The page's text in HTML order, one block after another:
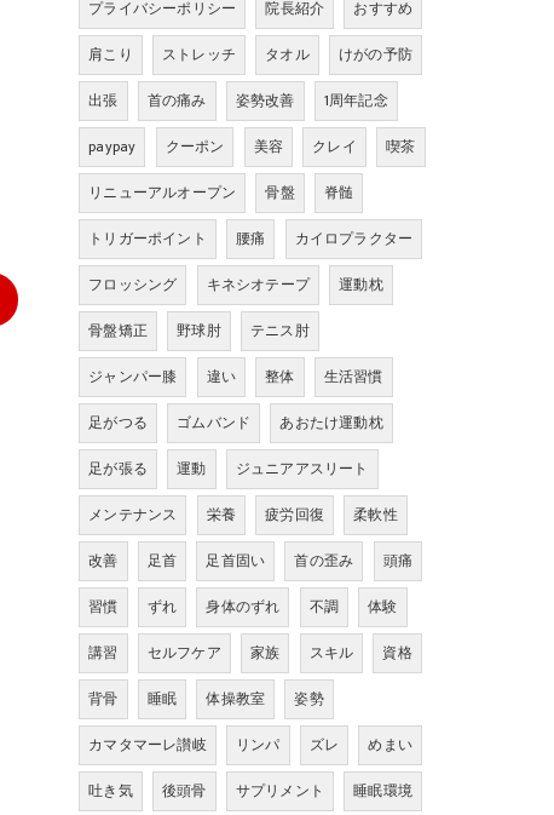
プライバシーポリシー
院長紹介
おすすめ
肩こり
ストレッチ タオル
けがの予防
出張
首の痛み 姿勢改善
1周年記念
paypay
クーポン 美容 クレイ
喫茶
リニューアルオープン
骨盤
脊髄
トリガーポイント
腰痛
カイロプラクター
フロッシング
キネシオテープ
運動枕
骨盤矯正
野球肘
テニス肘
ジャンパー膝
違い 整体
生活習慣
足がつる
ゴムバンド
あおたけ運動枕
足が張る
運動
ジュニアアスリート
メンテナンス
栄養 疲労回復
柔軟性
改善
足首 足首固い 首の歪み
頭痛
習慣
ずれ 身体のずれ 不調
体験
講習
セルフケア 家族 スキル
資格
背骨
睡眠 体操教室
姿勢
カマタマーレ讃岐
リンパ ズレ
めまい
吐き気
後頭骨 サプリメント
睡眠環境